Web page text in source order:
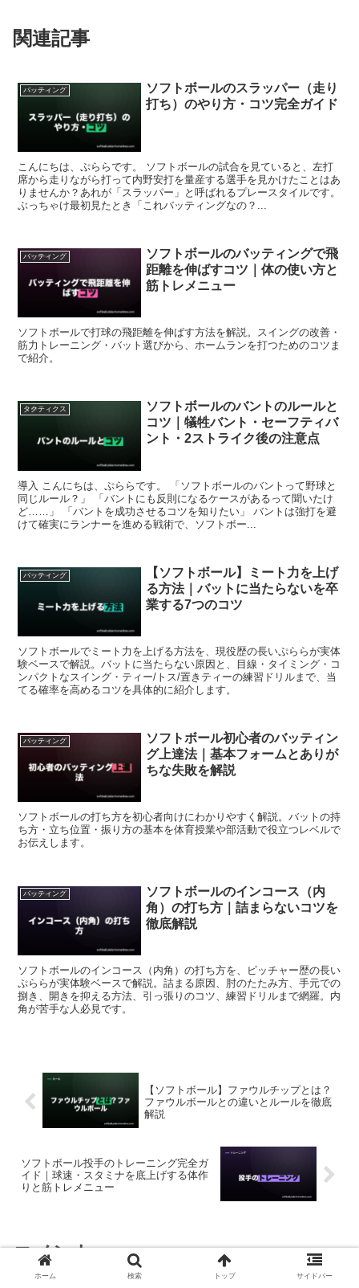
関連記事
バッティング
ソフトボールのスラッパー（走り
打ち）のやり方・コツ完全ガイド
こんにちは、ぷららです。 ソフトボールの試合を見ていると、左打
席から走りながら打って内野安打を量産する選手を見かけたことはあ
りませんか？あれが「スラッパー」と呼ばれるプレースタイルです。
ぶっちゃけ最初見たとき「これバッティングなの？...
バッティング
ソフトボールのバッティングで飛
距離を伸ばすコツ｜体の使い方と
筋トレメニュー
ソフトボールで打球の飛距離を伸ばす方法を解説。スイングの改善・
筋力トレーニング・バット選びから、ホームランを打つためのコツま
で紹介。
タクティクス
ソフトボールのバントのルールと
コツ｜犠牲バント・セーフティバ
ント・2ストライク後の注意点
導入 こんにちは、ぷららです。 「ソフトボールのバントって野球と
同じルール？」 「バントにも反則になるケースがあるって聞いたけ
ど……」 「バントを成功させるコツを知りたい」 バントは強打を避
けて確実にランナーを進める戦術で、ソフトボー...
バッティング
【ソフトボール】ミート力を上げ
る方法｜バットに当たらないを卒
業する7つのコツ
ソフトボールでミート力を上げる方法を、現役歴の長いぷららが実体
験ベースで解説。バットに当たらない原因と、目線・タイミング・コ
ンパクトなスイング・ティー/トス/置きティーの練習ドリルまで、当
てる確率を高めるコツを具体的に紹介します。
バッティング
ソフトボール初心者のバッティン
グ上達法｜基本フォームとありが
ちな失敗を解説
ソフトボールの打ち方を初心者向けにわかりやすく解説。バットの持
ち方・立ち位置・振り方の基本を体育授業や部活動で役立つレベルで
お伝えします。
バッティング
ソフトボールのインコース（内
角）の打ち方｜詰まらないコツを
徹底解説
ソフトボールのインコース（内角）の打ち方を、ピッチャー歴の長い
ぷららが実体験ベースで解説。詰まる原因、肘のたたみ方、手元での
捌き、開きを抑える方法、引っ張りのコツ、練習ドリルまで網羅。内
角が苦手な人必見です。
【ソフトボール】ファウルチップとは？
ファウルボールとの違いとルールを徹底
解説
ソフトボール投手のトレーニング完全ガ
イド｜球速・スタミナを底上げする体作
りと筋トレメニュー
コメント
ホーム 検索 トップ サイドバー